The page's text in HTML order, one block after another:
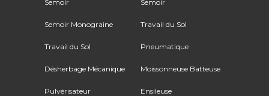
Semoir
Semoir Monograine
Travail du Sol
Désherbage Mécanique
Pulvérisateur
Semoir
Travail du Sol
Pneumatique
Moissonneuse Batteuse
Ensileuse